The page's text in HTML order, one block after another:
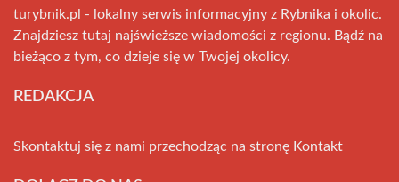
turybnik.pl - lokalny serwis informacyjny z Rybnika i okolic.
Znajdziesz tutaj najświeższe wiadomości z regionu. Bądź na
bieżąco z tym, co dzieje się w Twojej okolicy.
REDAKCJA
Skontaktuj się z nami przechodząc na stronę Kontakt